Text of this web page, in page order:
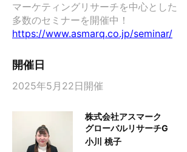
マーケティングリサーチを中心とした
https://www.asmarq.co.jp/seminar/
開催日
2025年5月22日開催
株式会社アスマーク
グローバルリサーチG
小川 桃子